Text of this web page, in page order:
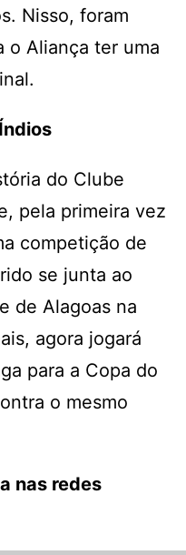
Nisso, foram
o Aliança ter uma
do Clube
pela primeira vez
competição de
se junta ao
de Alagoas na
agora jogará
para a Copa do
o mesmo
nas redes